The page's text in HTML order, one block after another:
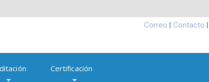
Correo | Contacto |
Certificación